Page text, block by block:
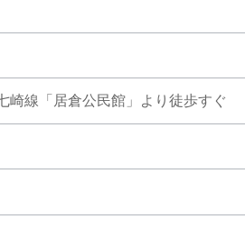
崎線「居倉公民館」より徒歩すぐ